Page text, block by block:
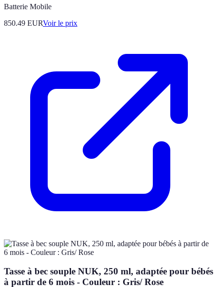
Batterie Mobile
850.49 EURVoir le prix
Tasse à bec souple NUK, 250 ml, adaptée pour bébés
à partir de 6 mois - Couleur : Gris/ Rose